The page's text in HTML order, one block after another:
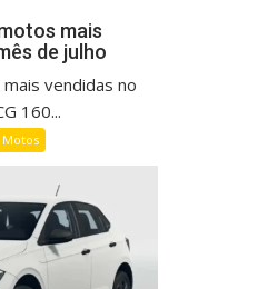
mais
de julho
vendidas no
160...
Motos